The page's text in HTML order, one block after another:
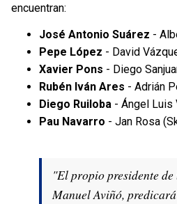
encuentran:
José Antonio Suárez -
Pepe López - David
Xavier Pons - Diego
Rubén Iván Ares - Adrián
Diego Ruiloba - Ángel Luis
Pau Navarro - Jan Rosa
"El propio presidente
Manuel Aviñó,